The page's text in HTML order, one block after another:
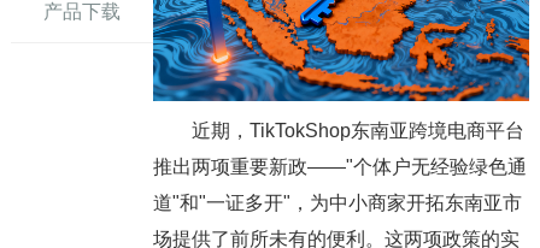
产品下载
近期，TikTokShop东南亚跨境电商平台
推出两项重要新政——"个体户无经验绿色通
道"和"一证多开"，为中小商家开拓东南亚市
场提供了前所未有的便利。这两项政策的实